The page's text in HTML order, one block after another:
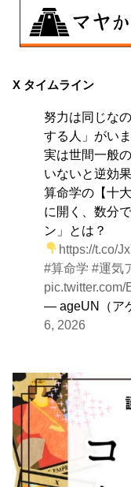
興味のある分野で
す。
X タイムライン
努力は同じな
する人」がい
実は世間一般
いないと逆効
算命学の【十
に開く、数分
ン」とは？
https://t.co/
#算命学 #運気
pic.twitter.com/
— ageUN（ア
6, 2026